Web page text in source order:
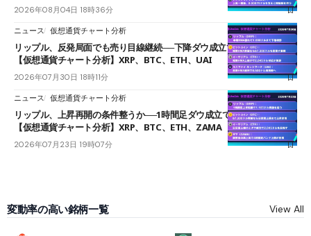
2026年08月04日 18時36分
ニュース 仮想通貨チャート分析
リップル、反発局面でも売り目線継続──下降ダウ成立で下値追う展開
【仮想通貨チャート分析】XRP、BTC、ETH、UAI
2026年07月30日 18時11分
ニュース 仮想通貨チャート分析
リップル、上昇再開の条件整うか──1時間足ダウ成立で1.185ドルを狙う
【仮想通貨チャート分析】XRP、BTC、ETH、ZAMA
2026年07月23日 19時07分
変動率の高い銘柄一覧 View All